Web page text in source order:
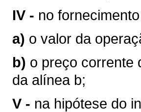
IV - no
a) o valor da
b) o preço corrente
da alínea b;
V - na hipótese do